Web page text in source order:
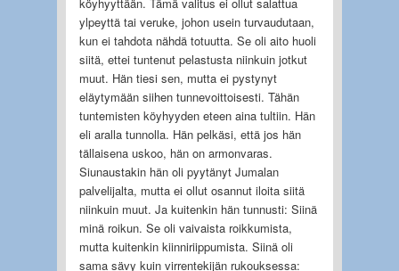
ylpeyttä tai veruke, johon usein turvaudutaan,
kun ei tahdota nähdä totuutta. Se oli aito huoli
siitä, ettei tuntenut pelastusta niinkuin jotkut
muut. Hän tiesi sen, mutta ei pystynyt
eläytymään siihen tunnevoittoisesti. Tähän
tuntemisten köyhyyden eteen aina tultiin. Hän
eli aralla tunnolla. Hän pelkäsi, että jos hän
tällaisena uskoo, hän on armonvaras.
Siunaustakin hän oli pyytänyt Jumalan
palvelijalta, mutta ei ollut osannut iloita siitä
niinkuin muut. Ja kuitenkin hän tunnusti: Siinä
minä roikun. Se oli vaivaista roikkumista,
mutta kuitenkin kiinniriippumista. Siinä oli
sama sävy kuin virrentekijän rukouksessa: